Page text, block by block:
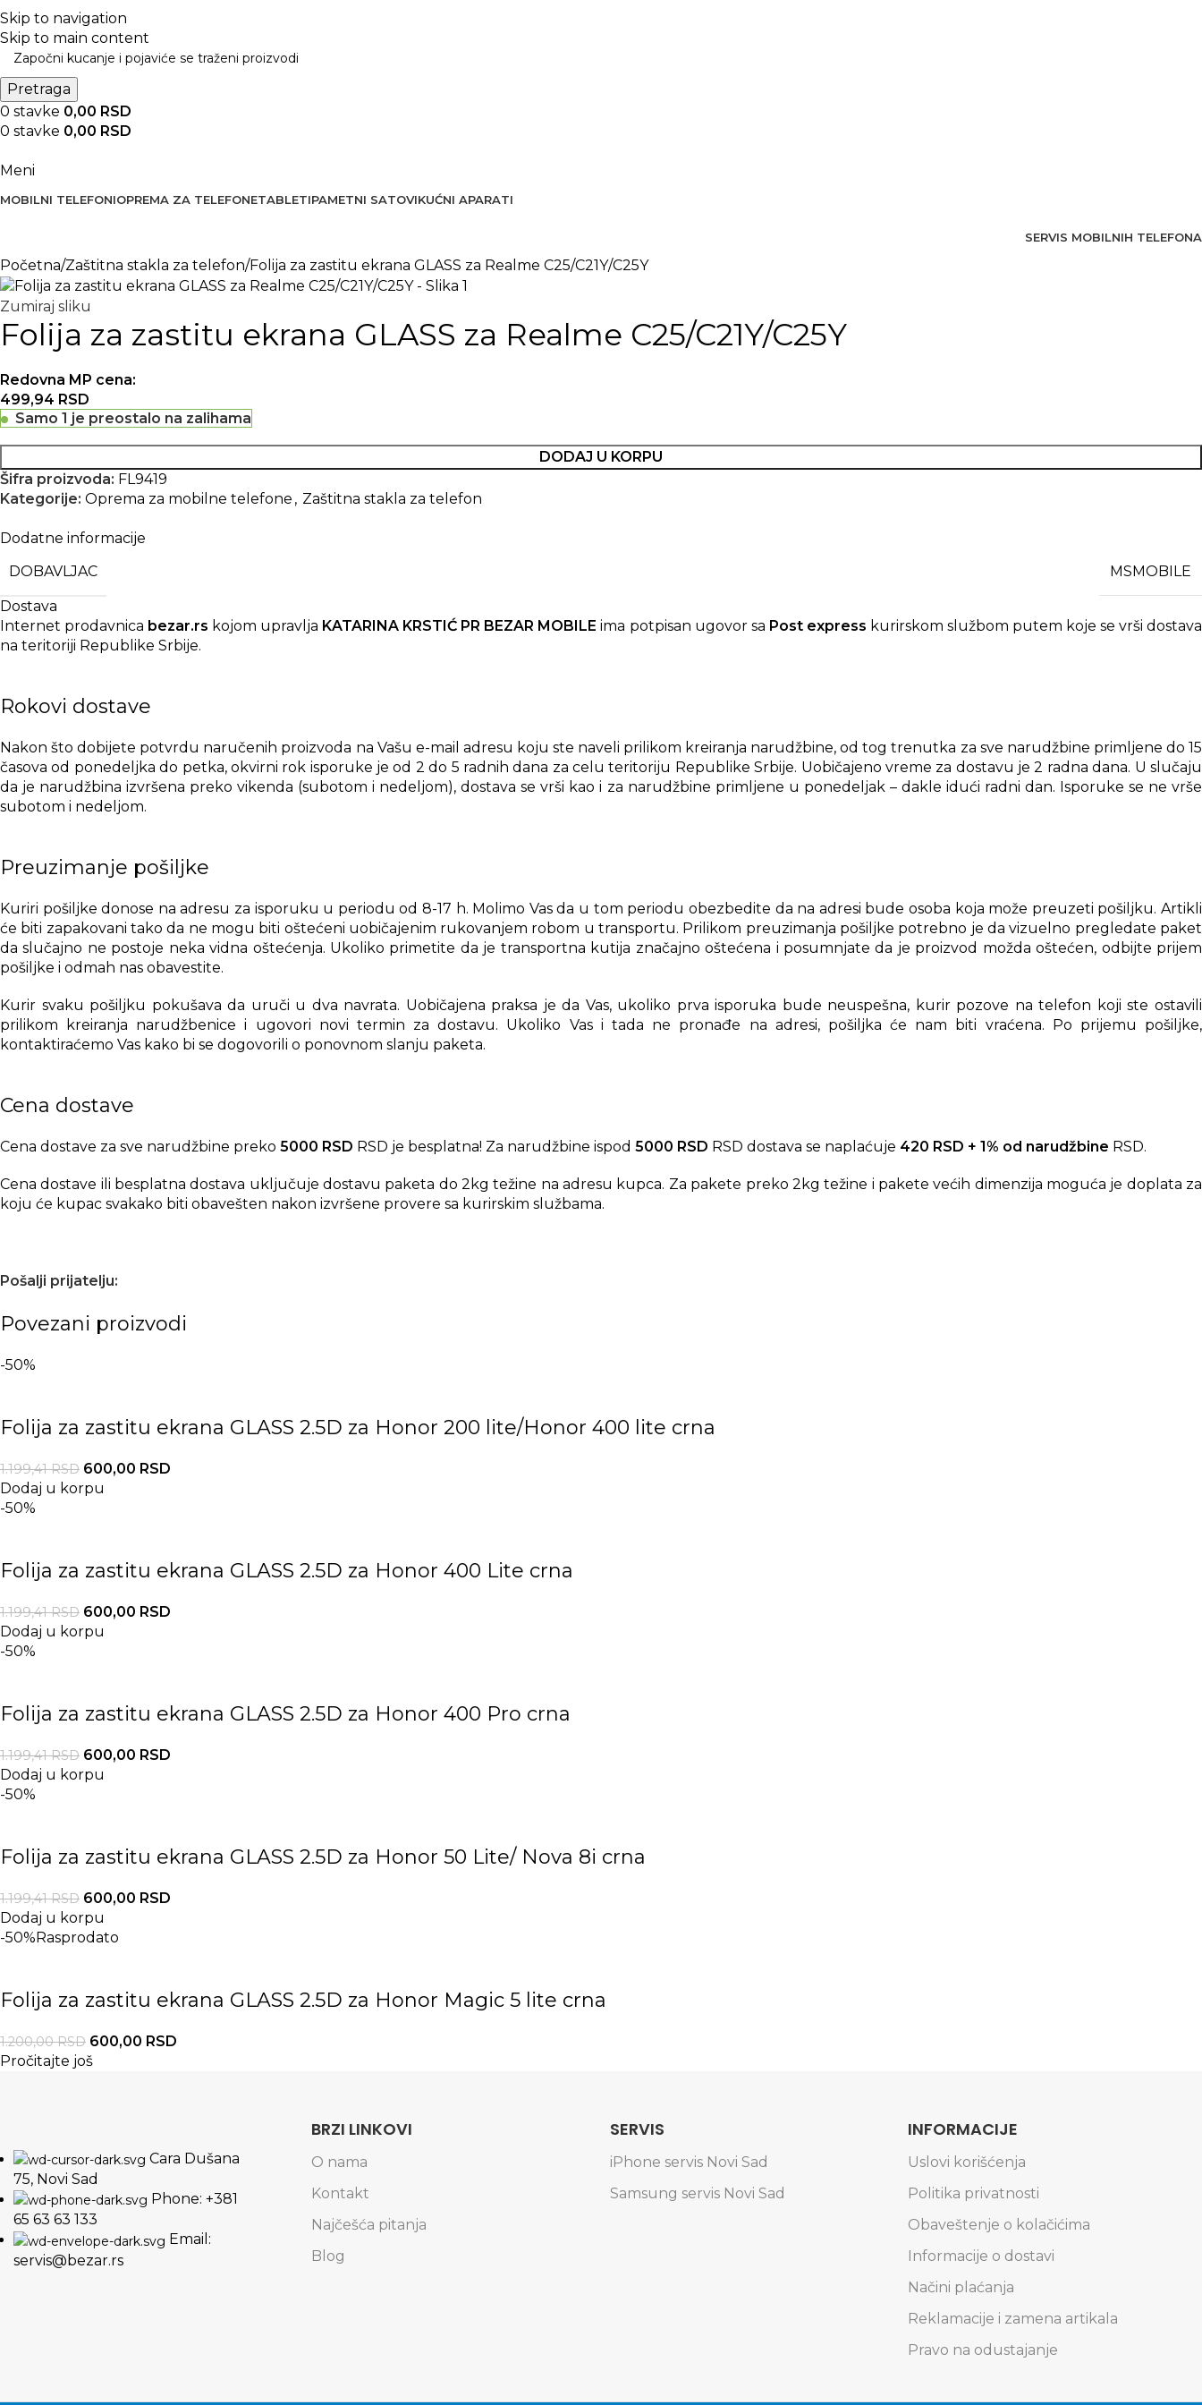
Skip to navigation
Skip to main content
BESPLATNA DOSTAVA PREKO 5000 RSD
Pretraga
0 stavke 0,00 RSD
0 stavke 0,00 RSD
Meni
MOBILNI TELEFONIOPREMA ZA TELEFONETABLETIPAMETNI SATOVIKUĆNI APARATI
SERVIS MOBILNIH TELEFONA
Početna Zaštitna stakla za telefon Folija za zastitu ekrana GLASS za Realme C25/C21Y/C25Y
Zumiraj sliku
Folija za zastitu ekrana GLASS za Realme C25/C21Y/C25Y
Redovna MP cena:
499,94 RSD
Samo 1 je preostalo na zalihama
DODAJ U KORPU
Šifra proizvoda: FL9419
Kategorije: Oprema za mobilne telefone , Zaštitna stakla za telefon
Dodatne informacije
DOBAVLJAC
MSMOBILE
Dostava
Internet prodavnica bezar.rs kojom upravlja KATARINA KRSTIĆ PR BEZAR MOBILE ima potpisan ugovor sa Post express kurirskom službom putem koje se vrši dostava
na teritoriji Republike Srbije.
Rokovi dostave
Nakon što dobijete potvrdu naručenih proizvoda na Vašu e-mail adresu koju ste naveli prilikom kreiranja narudžbine, od tog trenutka za sve narudžbine primljene do 15
časova od ponedeljka do petka, okvirni rok isporuke je od 2 do 5 radnih dana za celu teritoriju Republike Srbije. Uobičajeno vreme za dostavu je 2 radna dana. U slučaju
da je narudžbina izvršena preko vikenda (subotom i nedeljom), dostava se vrši kao i za narudžbine primljene u ponedeljak – dakle idući radni dan. Isporuke se ne vrše
subotom i nedeljom.
Preuzimanje pošiljke
Kuriri pošiljke donose na adresu za isporuku u periodu od 8-17 h. Molimo Vas da u tom periodu obezbedite da na adresi bude osoba koja može preuzeti pošiljku. Artikli
će biti zapakovani tako da ne mogu biti oštećeni uobičajenim rukovanjem robom u transportu. Prilikom preuzimanja pošiljke potrebno je da vizuelno pregledate paket
da slučajno ne postoje neka vidna oštećenja. Ukoliko primetite da je transportna kutija značajno oštećena i posumnjate da je proizvod možda oštećen, odbijte prijem
pošiljke i odmah nas obavestite.
Kurir svaku pošiljku pokušava da uruči u dva navrata. Uobičajena praksa je da Vas, ukoliko prva isporuka bude neuspešna, kurir pozove na telefon koji ste ostavili
prilikom kreiranja narudžbenice i ugovori novi termin za dostavu. Ukoliko Vas i tada ne pronađe na adresi, pošiljka će nam biti vraćena. Po prijemu pošiljke,
kontaktiraćemo Vas kako bi se dogovorili o ponovnom slanju paketa.
Cena dostave
Cena dostave za sve narudžbine preko 5000 RSD RSD je besplatna! Za narudžbine ispod 5000 RSD RSD dostava se naplaćuje 420 RSD + 1% od narudžbine RSD.
Cena dostave ili besplatna dostava uključuje dostavu paketa do 2kg težine na adresu kupca. Za pakete preko 2kg težine i pakete većih dimenzija moguća je doplata za
koju će kupac svakako biti obavešten nakon izvršene provere sa kurirskim službama.
Pošalji prijatelju:
Povezani proizvodi
-50%
Folija za zastitu ekrana GLASS 2.5D za Honor 200 lite/Honor 400 lite crna
1.199,41RSD 600,00 RSD
Dodaj u korpu
-50%
Folija za zastitu ekrana GLASS 2.5D za Honor 400 Lite crna
1.199,41RSD 600,00 RSD
Dodaj u korpu
-50%
Folija za zastitu ekrana GLASS 2.5D za Honor 400 Pro crna
1.199,41RSD 600,00 RSD
Dodaj u korpu
-50%
Folija za zastitu ekrana GLASS 2.5D za Honor 50 Lite/ Nova 8i crna
1.199,41RSD 600,00 RSD
Dodaj u korpu
-50%Rasprodato
Folija za zastitu ekrana GLASS 2.5D za Honor Magic 5 lite crna
1.200,00RSD 600,00 RSD
Pročitajte još
Cara Dušana
75, Novi Sad
Phone: +381
65 63 63 133
Email:
servis@bezar.rs
BRZI LINKOVI
O nama
Kontakt
Najčešća pitanja
Blog
SERVIS
iPhone servis Novi Sad
Samsung servis Novi Sad
INFORMACIJE
Uslovi korišćenja
Politika privatnosti
Obaveštenje o kolačićima
Informacije o dostavi
Načini plaćanja
Reklamacije i zamena artikala
Pravo na odustajanje